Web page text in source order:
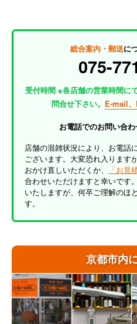
京都市内
総合案内・郵送に
075-
受付時間 ※各店舗の営業時間に
問合せ下さい。 E-mail
お電話でのお問い合
店舗の混雑状況により、お電話
ございます。大変恐れ入ります
おかけ直しいただくか、
「お見
合わせいただけますと幸いです
いたしますが、何卒ご理解のほ
す。